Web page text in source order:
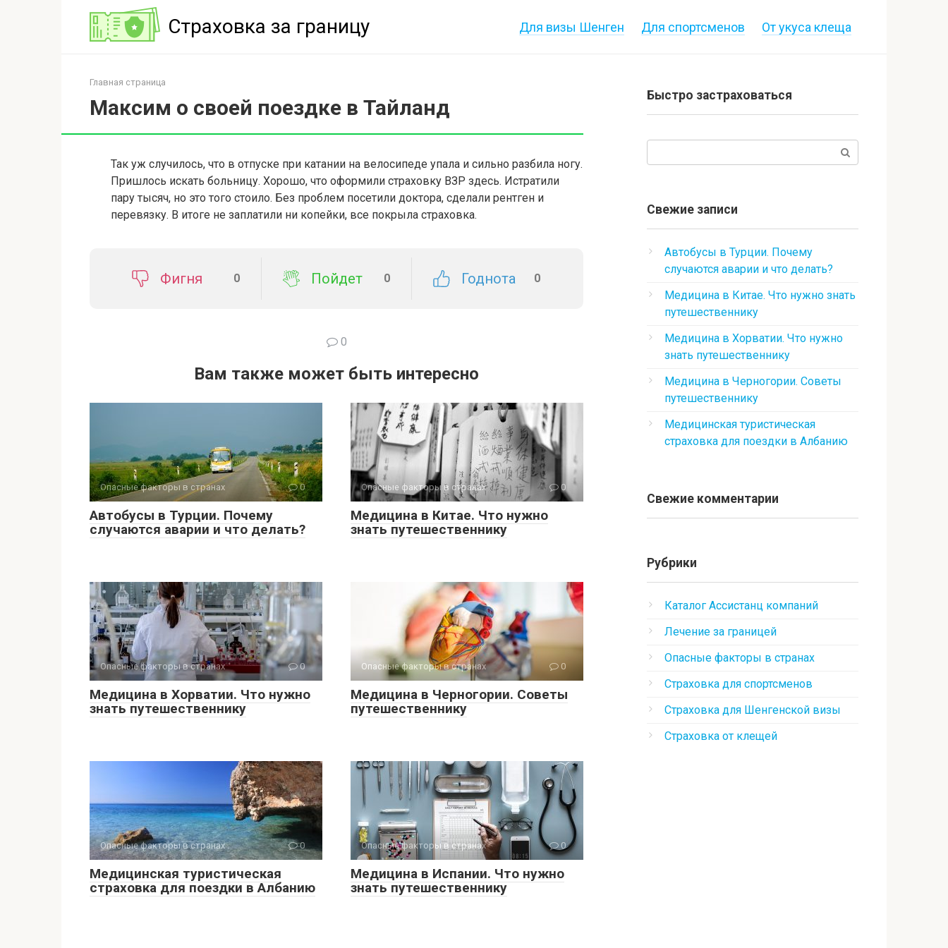
Страховка за границу Для визы Шенген Для спортсменов От укуса клеща
Главная страница
Максим о своей поездке в Тайланд
Так уж случилось, что в отпуске при катании на велосипеде упала и сильно разбила ногу.
Пришлось искать больницу. Хорошо, что оформили страховку ВЗР здесь. Истратили
пару тысяч, но это того стоило. Без проблем посетили доктора, сделали рентген и
перевязку. В итоге не заплатили ни копейки, все покрыла страховка.
Фигня 0 Пойдет 0 Годнота 0
0
Вам также может быть интересно
Опасные факторы в странах 0
Автобусы в Турции. Почему
случаются аварии и что делать?
Опасные факторы в странах 0
Медицина в Китае. Что нужно
знать путешественнику
Опасные факторы в странах 0
Медицина в Хорватии. Что нужно
знать путешественнику
Опасные факторы в странах 0
Медицина в Черногории. Советы
путешественнику
Опасные факторы в странах 0
Медицинская туристическая
страховка для поездки в Албанию
Опасные факторы в странах 0
Медицина в Испании. Что нужно
знать путешественнику
Быстро застраховаться
Свежие записи
Автобусы в Турции. Почему
случаются аварии и что делать?
Медицина в Китае. Что нужно знать
путешественнику
Медицина в Хорватии. Что нужно
знать путешественнику
Медицина в Черногории. Советы
путешественнику
Медицинская туристическая
страховка для поездки в Албанию
Свежие комментарии
Рубрики
Каталог Ассистанц компаний
Лечение за границей
Опасные факторы в странах
Страховка для спортсменов
Страховка для Шенгенской визы
Страховка от клещей